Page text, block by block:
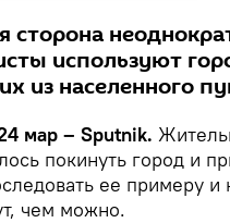
сторона
используют
из населенного
мар – Sputnik.
покинуть город и
ее примеру
чем можно.